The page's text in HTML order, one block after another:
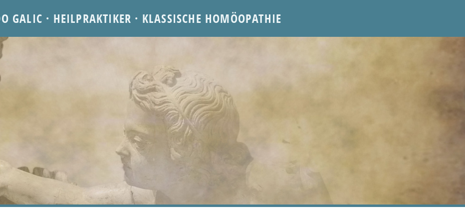
GALIC · HEILPRAKTIKER · KLASSISCHE HOMÖOPATHIE